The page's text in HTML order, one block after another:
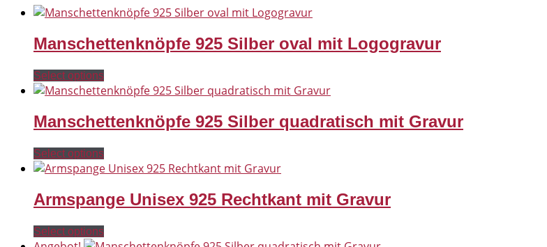
Manschettenknöpfe 925 Silber oval mit Logogravur
Select options
Manschettenknöpfe 925 Silber quadratisch mit Gravur
Select options
Armspange Unisex 925 Rechtkant mit Gravur
Select options